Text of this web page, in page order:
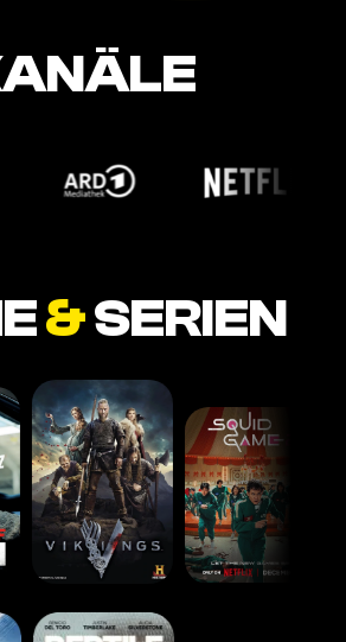
&SERIEN